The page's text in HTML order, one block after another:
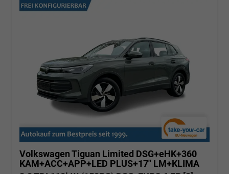
Volkswagen Tiguan Limited DSG+eHK+360
KAM+ACC+APP+LED PLUS+17" LM+KLIMA